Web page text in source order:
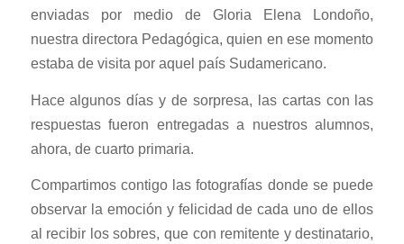
enviadas por medio de Gloria Elena Londoño,
nuestra directora Pedagógica, quien en ese momento
estaba de visita por aquel país Sudamericano.
Hace algunos días y de sorpresa, las cartas con las
respuestas fueron entregadas a nuestros alumnos,
ahora, de cuarto primaria.
Compartimos contigo las fotografías donde se puede
observar la emoción y felicidad de cada uno de ellos
al recibir los sobres, que con remitente y destinatario,